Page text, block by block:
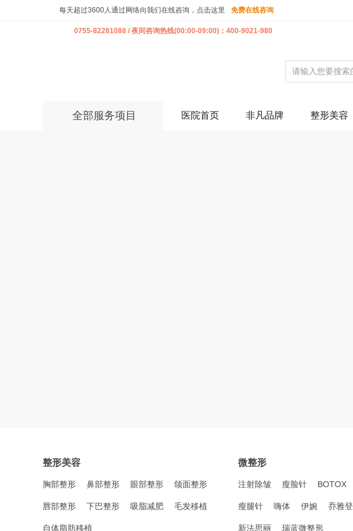
每天超过3600人通过网络向我们在线咨询，点击这里 免费在线咨询
0755-82281088 / 夜间咨询热线(00:00-09:00)：400-9021-980
全部服务项目 医院首页 非凡品牌 整形美容
整形美容
胸部整形 鼻部整形 眼部整形 颌面整形
唇部整形 下巴整形 吸脂减肥 毛发移植
自体脂肪移植
微整形
注射除皱 瘦脸针 BOTOX
瘦腿针 嗨体 伊婉 乔雅登
新法思丽 瑞蓝微整形